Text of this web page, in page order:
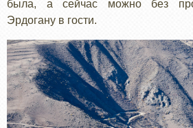
была, а сейчас можно без
Эрдогану в гости.